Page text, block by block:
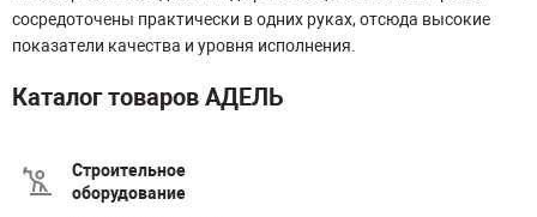
сосредоточены практически в одних руках, отсюда высокие
показатели качества и уровня исполнения.
Каталог товаров АДЕЛЬ
Строительное
оборудование